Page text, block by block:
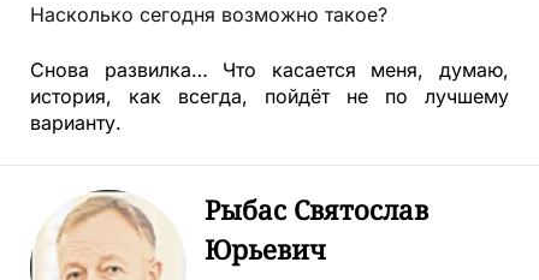
Насколько сегодня возможно такое?
Снова развилка… Что касается меня, думаю,
история, как всегда, пойдёт не по лучшему
варианту.
Рыбас Святослав
Юрьевич